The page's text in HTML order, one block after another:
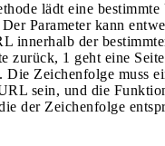
lädt eine bestimmte
Parameter kann
innerhalb der
zurück, 1 geht eine
Die Zeichenfolge muss
sein, und die
der Zeichenfolge